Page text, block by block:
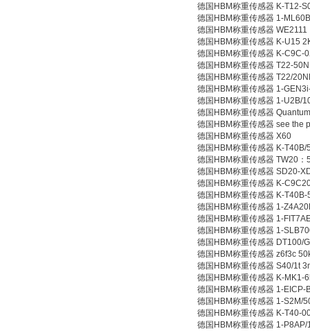
德国HBM称重传感器 K-T12-
德国HBM称重传感器 1-ML60B
德国HBM称重传感器 WE2111
德国HBM称重传感器 K-U15
德国HBM称重传感器 K-C9C-
德国HBM称重传感器 T22-
德国HBM称重传感器 T22/
德国HBM称重传感器 1-
德国HBM称重传感器 1-U2B/
德国HBM称重传感器
德国HBM称重传感器 see the
德国HBM称重传感器 X60
德国HBM称重传感器 K-
德国HBM称重传感器 TW20
德国HBM称重传感器 SD20-
德国HBM称重传感器 K-
德国HBM称重传感器 K-
德国HBM称重传感器 1-
德国HBM称重传感器 1-
德国HBM称重传感器 1-
德国HBM称重传感器 DT100/
德国HBM称重传感器 z6f3c
德国HBM称重传感器 S40/1t
德国HBM称重传感器 K-MK1-
德国HBM称重传感器 1-EICP-
德国HBM称重传感器 1-S2M/
德国HBM称重传感器 K-T40-
德国HBM称重传感器 1-